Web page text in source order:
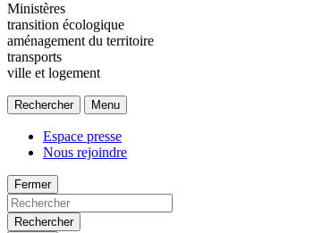
Ministères
transition écologique
aménagement du territoire
transports
ville et logement
Rechercher Menu
Espace presse
Nous rejoindre
Fermer
Rechercher